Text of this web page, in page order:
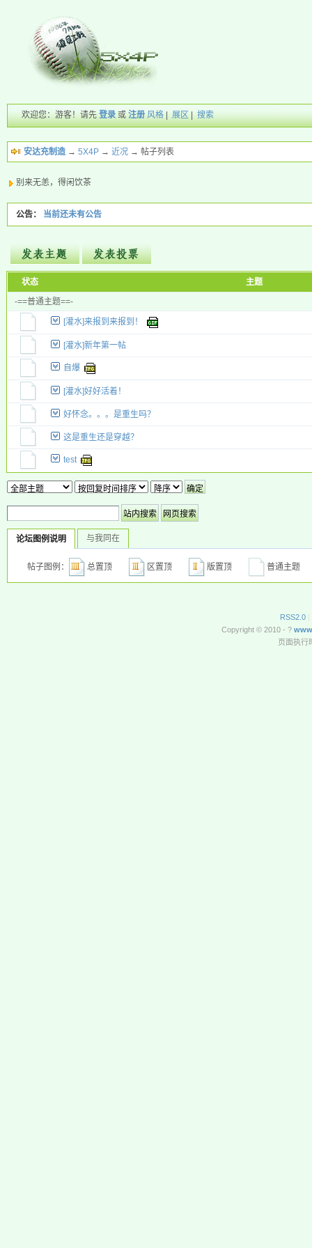
欢迎您：游客！请先登录 或注册 风格 |展区 |搜索
安达充制造 → 5X4P → 近况 → 帖子列表
别来无恙，得闲饮茶
公告： 当前还未有公告
新的主题
投票帖
新小字报
状态
主题
-==普通主题==-
[灌水]来报到来报到！
[灌水]新年第一帖
自爆
[灌水]好好活着！
好怀念。。。是重生吗？
这是重生还是穿越？
test
论坛图例说明 与我同在
帖子图例： 总置顶 区置顶 版置顶 普通主
RSS2.0 |
Copyright © 2010 - ?
页面执行